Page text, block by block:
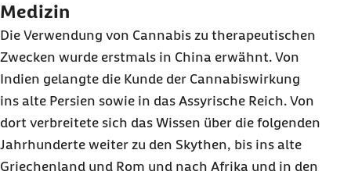
Medizin
Die Verwendung von Cannabis zu therapeutischen
Zwecken wurde erstmals in China erwähnt. Von
Indien gelangte die Kunde der Cannabiswirkung
ins alte Persien sowie in das Assyrische Reich. Von
dort verbreitete sich das Wissen über die folgenden
Jahrhunderte weiter zu den Skythen, bis ins alte
Griechenland und Rom und nach Afrika und in den